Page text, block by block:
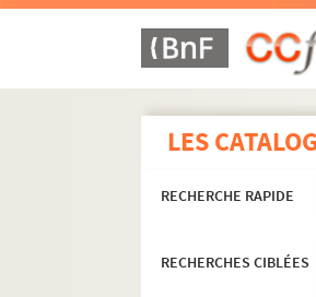
LES
RECHERCHE RAPIDE
RECHERCHES CIBLÉES
Alfred de Musset.
Félix Gandera. Il
André Mouezy-
Gaston
Denys Amiel.
Fernand Ireinam.
Alphonse Métérié.